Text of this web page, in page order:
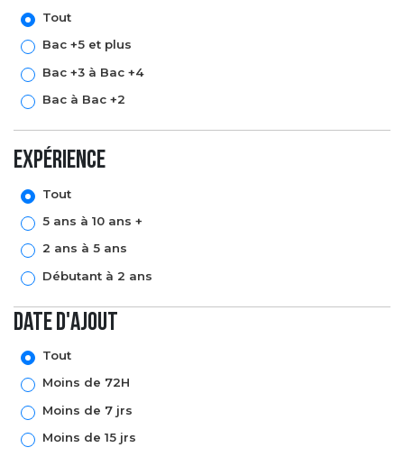
Tout
Bac +5 et plus
Bac +3 à Bac +4
Bac à Bac +2
expérience
Tout
5 ans à 10 ans +
2 ans à 5 ans
Débutant à 2 ans
Date d'ajout
Tout
Moins de 72H
Moins de 7 jrs
Moins de 15 jrs